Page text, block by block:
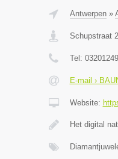
Antwerpen»
Schupstraat
Tel:
E-mail ›
Website:
Het digital